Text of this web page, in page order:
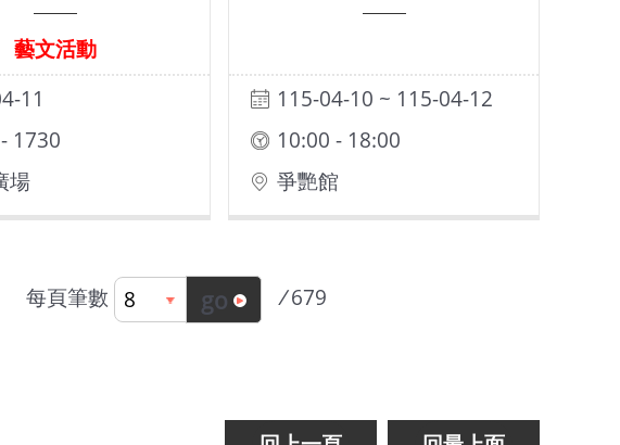
藝文活動
11
1730
場
115-04-10 ~ 115-04-12
10:00 - 18:00
爭艷館
每頁筆數 go / 679